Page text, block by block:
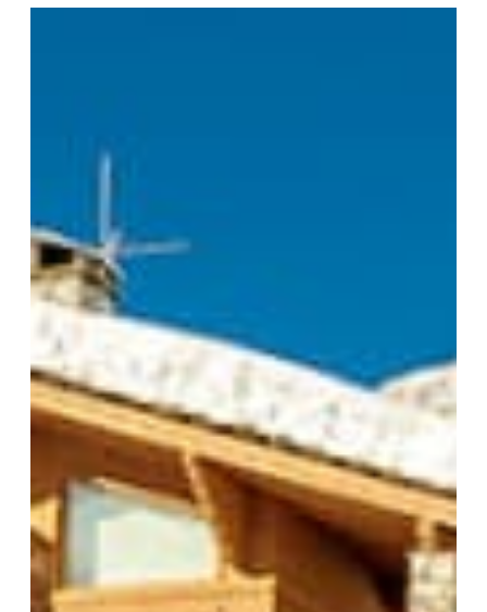
Vos Coordonnées
Mme